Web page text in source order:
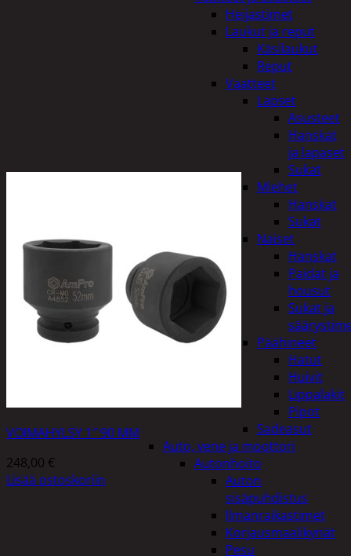
Heijastimet
Laukut ja reput
Käsilaukut
Reput
Vaatteet
Lapset
Asusteet
Hanskat
ja lapaset
Sukat
Miehet
Hanskat
Sukat
Naiset
Hanskat
Paidat ja
housut
Sukat ja
Päähineet
Hatut
Huivit
Lippalakit
Pipot
Sadeasut
Auto, vene ja moottori
Autonhoito
Auton
sisäpuhdistus
Ilmanraikastimet
Korjausmaalikynät
Pesu
VOIMAHYLSY 1″ 90 MM
248,00 €
Lisää ostoskoriin